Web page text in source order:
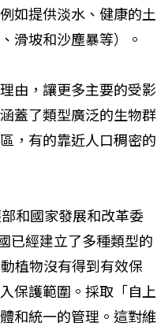
如提供淡水、健康的土
滑坡和沙塵暴等）。
由，讓更多主要的受影
蓋了類型廣泛的生物群
，有的靠近人口稠密的
和國家發展和改革委
已經建立了多種類型的
植物沒有得到有效保
保護範圍。採取「自上
和統一的管理。這對維